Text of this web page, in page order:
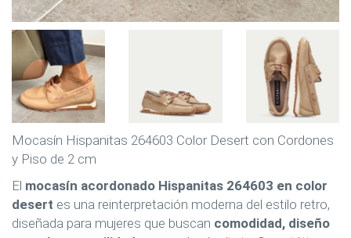
Mocasín Hispanitas 264603 Color Desert con Cordones
y Piso de 2 cm
El mocasín acordonado Hispanitas 264603 en color
desert es una reinterpretación moderna del estilo retro,
diseñada para mujeres que buscan comodidad, diseño